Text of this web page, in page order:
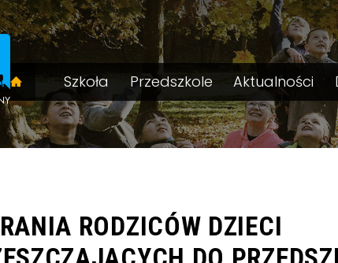
Szkoła Przedszkole Aktualności
RODZICÓW DZIECI